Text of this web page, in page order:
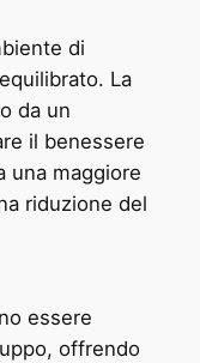
di
La
da un
il benessere
una maggiore
riduzione del
essere
offrendo